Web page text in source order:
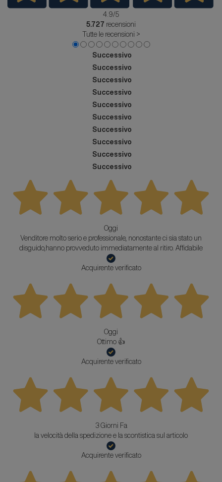
4.9/5
5.727 recensioni
Tutte le recensioni >
Successivo
Successivo
Successivo
Successivo
Successivo
Successivo
Successivo
Successivo
Successivo
Successivo
Oggi
Venditore molto serio e professionale, nonostante ci sia stato un
disguido,hanno provveduto immediatamente al ritiro. Affidabile
Acquirente verificato
Oggi
Ottimo 👍
Acquirente verificato
3 Giorni Fa
la velocità della spedizione e la scontistica sul articolo
Acquirente verificato